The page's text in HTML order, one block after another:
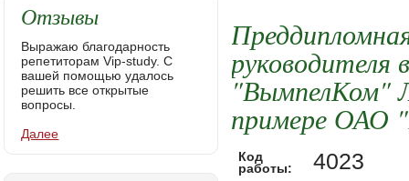
руководителя
"ВымпелКом"
примере ОАО
Код
работы:
4023
Отзывы
Выражаю благодарность
репетиторам Vip-study. С
вашей помощью удалось
решить все открытые
вопросы.
Далее